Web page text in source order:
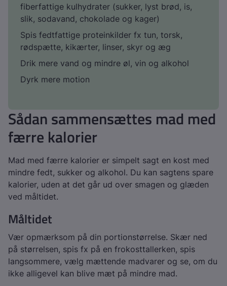
fiberfattige kulhydrater (sukker, lyst brød, is,
slik, sodavand, chokolade og kager)
Spis fedtfattige proteinkilder fx tun, torsk,
rødspætte, kikærter, linser, skyr og æg
Drik mere vand og mindre øl, vin og alkohol
Dyrk mere motion
Sådan sammensættes mad med
færre kalorier
Mad med færre kalorier er simpelt sagt en kost med
mindre fedt, sukker og alkohol. Du kan sagtens spare
kalorier, uden at det går ud over smagen og glæden
ved måltidet.
Måltidet
Vær opmærksom på din portionstørrelse. Skær ned
på størrelsen, spis fx på en frokosttallerken, spis
langsommere, vælg mættende madvarer og se, om du
ikke alligevel kan blive mæt på mindre mad.